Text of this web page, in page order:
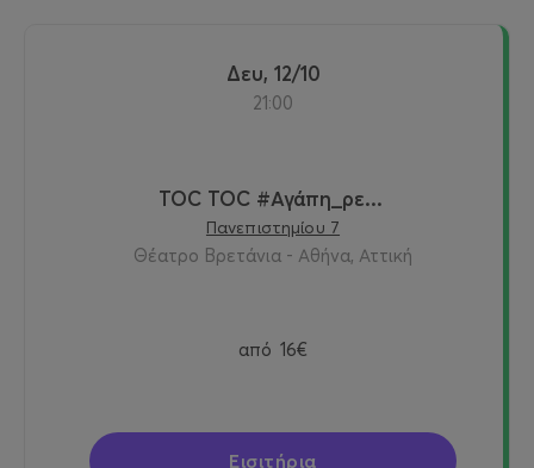
Δευ, 12/10
21:00
TOC TOC #Αγάπη_ρε...
Πανεπιστημίου 7
Θέατρο Βρετάνια - Αθήνα, Αττική
από 16€
Εισιτήρια